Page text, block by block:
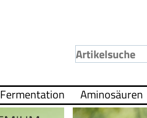
Fermentation Aminosäuren